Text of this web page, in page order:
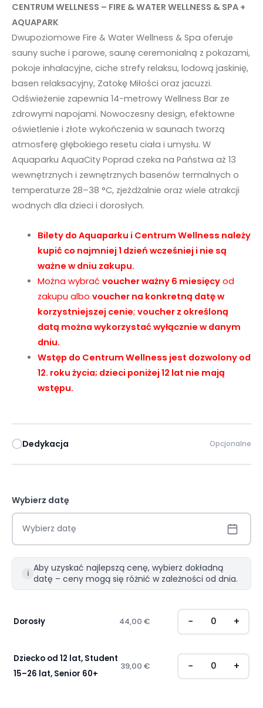
CENTRUM WELLNESS – FIRE & WATER WELLNESS & SPA +
AQUAPARK
Dwupoziomowe Fire & Water Wellness & Spa oferuje
sauny suche i parowe, saunę ceremonialną z pokazami,
pokoje inhalacyjne, ciche strefy relaksu, lodową jaskinię,
basen relaksacyjny, Zatokę Miłości oraz jacuzzi.
Odświeżenie zapewnia 14-metrowy Wellness Bar ze
zdrowymi napojami. Nowoczesny design, efektowne
oświetlenie i złote wykończenia w saunach tworzą
atmosferę głębokiego resetu ciała i umysłu. W
Aquaparku AquaCity Poprad czeka na Państwa aż 13
wewnętrznych i zewnętrznych basenów termalnych o
temperaturze 28–38 °C, zjeżdżalnie oraz wiele atrakcji
wodnych dla dzieci i dorosłych.
Bilety do Aquaparku i Centrum Wellness należy
kupić co najmniej 1 dzień wcześniej i nie są
ważne w dniu zakupu.
Można wybrać voucher ważny 6 miesięcyod
zakupu albo voucher na konkretną datę w
korzystniejszej cenie; voucher z określoną
datą można wykorzystać wyłącznie w danym
dniu.
Wstęp do Centrum Wellness jest dozwolony od
12. roku życia; dzieci poniżej 12 lat nie mają
wstępu.
Dedykacja Opcjonalne
Wybierz datę
Wybierz datę
i Aby uzyskać najlepszą cenę, wybierz dokładną
datę – ceny mogą się różnić w zależności od dnia.
Dorosły 44,00 € − +
Dziecko od 12 lat, Student
15–26 lat, Senior 60+
39,00 € − +